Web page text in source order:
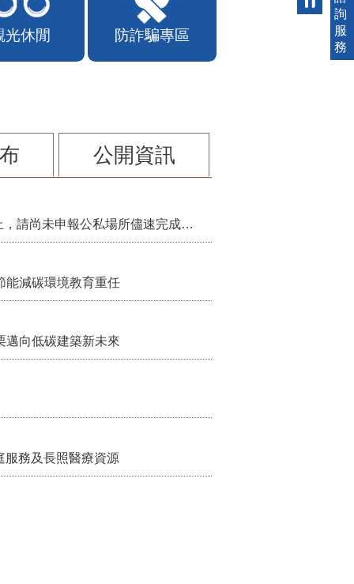
光休閒 防詐騙專區
公開資訊
115年第2季固定源空污費申報已於7月底截止，請尚未申報公私場所儘速完成申繳，以免面臨滯納金及罰鍰!
減碳環境教育重任
向低碳建築新未來
服務及長照醫療資源
詢
服
務